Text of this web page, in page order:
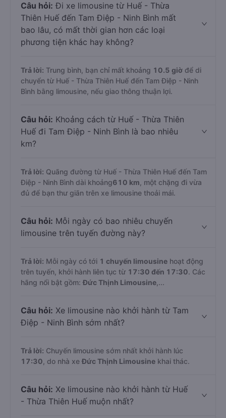
Câu hỏi: Đi xe limousine từ Huế - Thừa
Thiên Huế đến Tam Điệp - Ninh Bình mất
bao lâu, có mất thời gian hơn các loại
phương tiện khác hay không?
Trả lời: Trung bình, bạn chỉ mất khoảng 10.5 giờ để di
chuyển từ Huế - Thừa Thiên Huế đến Tam Điệp - Ninh
Bình bằng limousine, nếu giao thông thuận lợi.
Câu hỏi: Khoảng cách từ Huế - Thừa Thiên
Huế đi Tam Điệp - Ninh Bình là bao nhiêu
km?
Trả lời: Quãng đường từ Huế - Thừa Thiên Huế đến Tam
Điệp - Ninh Bình dài khoảng610 km , một chặng đi vừa
đủ để bạn thư giãn trên xe limousine thoải mái.
Câu hỏi: Mỗi ngày có bao nhiêu chuyến
limousine trên tuyến đường này?
Trả lời: Mỗi ngày có tới 1 chuyến limousine hoạt động
trên tuyến, khởi hành liên tục từ 17:30 đến 17:30. Các
hãng nổi bật gồm:Đức Thịnh Limousine ,...
Câu hỏi: Xe limousine nào khởi hành từ Tam
Điệp - Ninh Bình sớm nhất?
Trả lời: Chuyến limousine sớm nhất khởi hành lúc
17:30 , do nhà xeĐức Thịnh Limousine khai thác.
Câu hỏi: Xe limousine nào khởi hành từ Huế
- Thừa Thiên Huế muộn nhất?